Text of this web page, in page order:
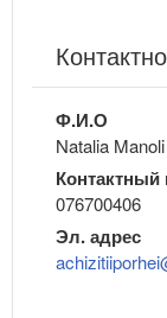
Ф.И.О
Natalia Manoli
076700406
Эл. адрес